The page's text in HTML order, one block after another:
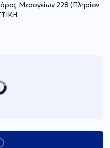
Μεσογείων 228 (Πλησίον